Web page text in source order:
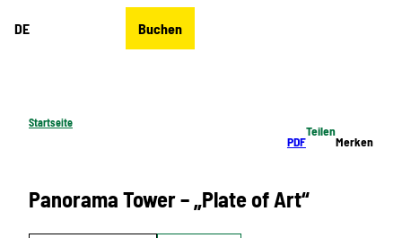
DE Buchen
Startseite
PDF
Teilen
Merken
Panorama Tower – „Plate of Art“